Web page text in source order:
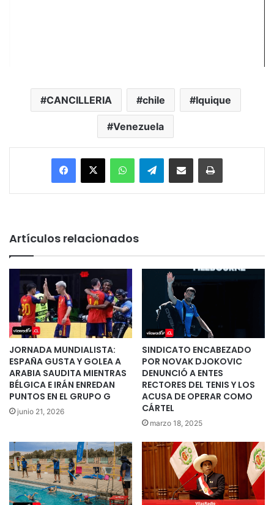
CANCILLERIA chile Iquique
Venezuela
Facebook
X WhatsAppTelegramEnviar vía email Imprimir
Artículos relacionados
JORNADA MUNDIALISTA:
ESPAÑA GUSTA Y GOLEA A
ARABIA SAUDITA MIENTRAS
BÉLGICA E IRÁN ENREDAN
PUNTOS EN EL GRUPO G
junio 21, 2026
SINDICATO ENCABEZADO
POR NOVAK DJOKOVIC
DENUNCIÓ A ENTES
RECTORES DEL TENIS Y LOS
ACUSA DE OPERAR COMO
CÁRTEL
marzo 18, 2025